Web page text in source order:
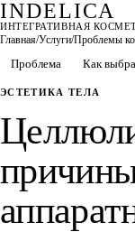
INDELICA
ИНТЕГРАТИВНАЯ
Главная/Услуги/Проблемы
Проблема Как
ЭСТЕТИКА ТЕЛА